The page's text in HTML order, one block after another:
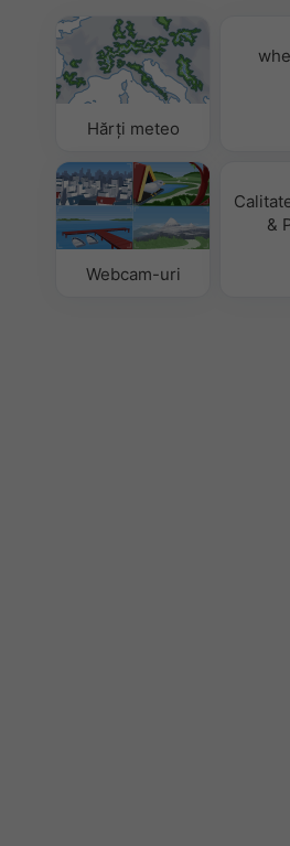
Hărți meteo
Webcam-uri
&